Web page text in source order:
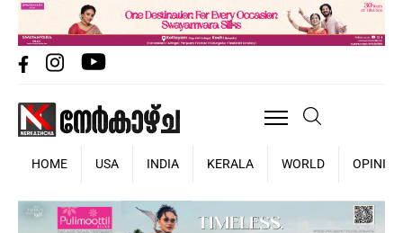
HOME USA INDIA KERALA WORLD OPINION